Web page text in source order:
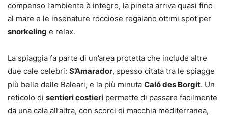
compenso l’ambiente è integro, la pineta arriva quasi fino
al mare e le insenature rocciose regalano ottimi spot per
snorkeling e relax.
La spiaggia fa parte di un’area protetta che include altre
due cale celebri: S’Amarador, spesso citata tra le spiagge
più belle delle Baleari, e la più minuta Caló des Borgit. Un
reticolo di sentieri costieri permette di passare facilmente
da una cala all’altra, con scorci di macchia mediterranea,